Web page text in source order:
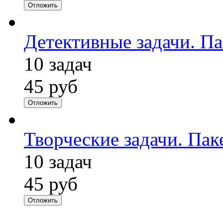
Отложить
Детективные задачи.
10 задач
45 руб
Отложить
Творческие задачи.
10 задач
45 руб
Отложить